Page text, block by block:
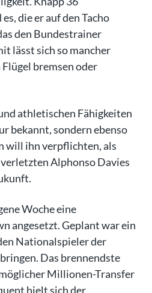
die er auf den Tacho
den Bundestrainer
lässt sich so mancher
bremsen oder
athletischen Fähigkeiten
bekannt, sondern ebenso
will ihn verpflichten, als
Alphonso Davies
Woche eine
angesetzt. Geplant war ein
Nationalspieler der
Das brennendste
Millionen-Transfer
hielt sich der